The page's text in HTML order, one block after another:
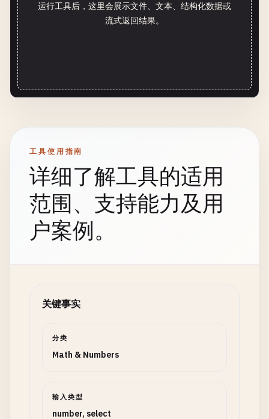
运行工具后，这里会展示文件、文本、结构化数据或
流式返回结果。
工具使用指南
详细了解工具的适用
范围、支持能力及用
户案例。
关键事实
分类
Math & Numbers
输入类型
number, select